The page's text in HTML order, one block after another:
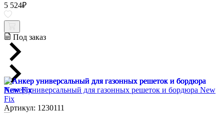
5 524₽
Под заказ
Анкер универсальный для газонных решеток и бордюра New
Fix
Артикул: 1230111